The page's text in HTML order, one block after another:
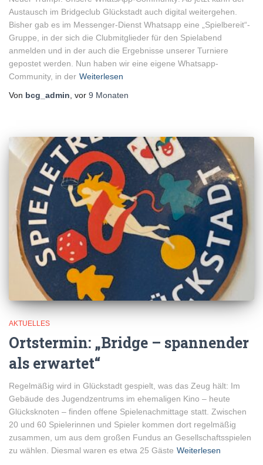
Austausch im Bridgeclub Glückstadt auch digital weitergehen.
Bisher gab es im Messenger-Dienst Whatsapp eine „Spielbereit“-
Gruppe, in der sich die Clubmitglieder für den Spielabend
anmelden und in der auch die Ergebnisse unserer Turniere
gepostet werden. Nun haben wir eine eigene Whatsapp-
Community, in der Weiterlesen
Von bcg_admin, vor 9 Monaten
AKTUELLES
Ortstermin: „Bridge – spannender
als erwartet“
Regelmäßig wird in Glückstadt gespielt, was das Zeug hält: Im
Gebäude des Jugendzentrums im ehemaligen Kino – heute
Glücksknoten – finden offene Spielenachmittage statt. Zwischen
20 und 60 Spielerinnen und Spieler kommen dort regelmäßig
zusammen, um aus dem großen Fundus an Gesellschaftsspielen
zu wählen. Diesmal waren es etwa 25 Gäste Weiterlesen